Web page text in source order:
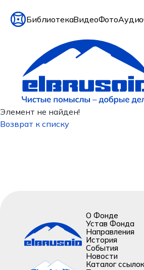
БиблиотекаВидеоФотоАудио
Элемент не найден!
Возврат к списку
О Фонде
Устав Фонда
Направления
История
События
Новости
Каталог ссылок